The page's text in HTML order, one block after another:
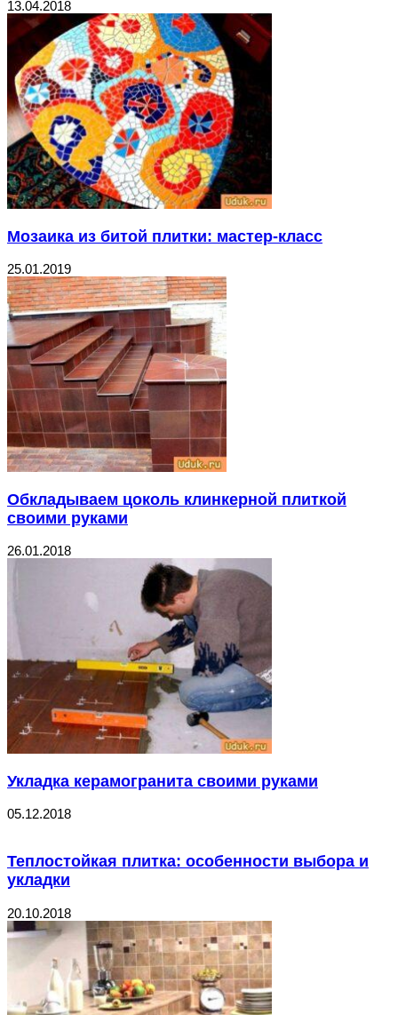
13.04.2018
Мозаика из битой плитки: мастер-класс
25.01.2019
Обкладываем цоколь клинкерной плиткой
своими руками
26.01.2018
Укладка керамогранита своими руками
05.12.2018
Теплостойкая плитка: особенности выбора и
укладки
20.10.2018